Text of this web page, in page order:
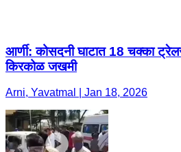
आर्णी: कोसदनी घाटात 18 चक्का
किरकोळ जखमी
Arni, Yavatmal | Jan 18, 2026